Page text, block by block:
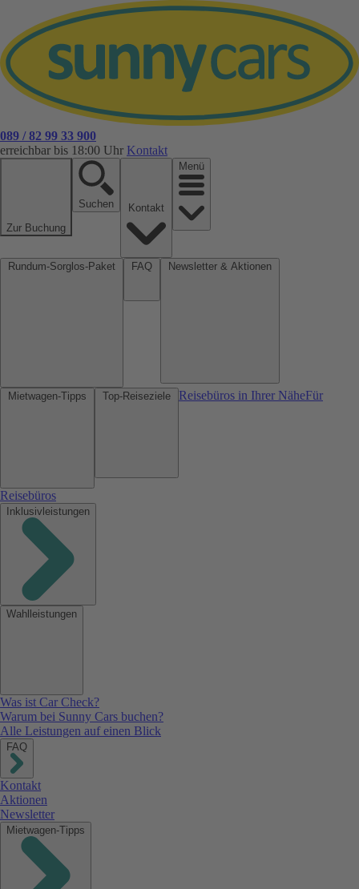
089 / 82 99 33 900
erreichbar bis 18:00 Uhr Kontakt
Zur Buchung
Suchen
Menü
Reisebüros in Ihrer NäheFür
Reisebüros
Inklusivleistungen
Wahlleistungen
Was ist Car Check?
Warum bei Sunny Cars buchen?
Alle Leistungen auf einen Blick
FAQ
Kontakt
Aktionen
Newsletter
Mietwagen-Tipps